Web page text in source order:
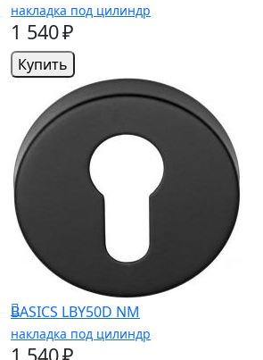
накладка под цилиндр
1 540 ₽
Купить
BASICS LBY50D NM
накладка под цилиндр